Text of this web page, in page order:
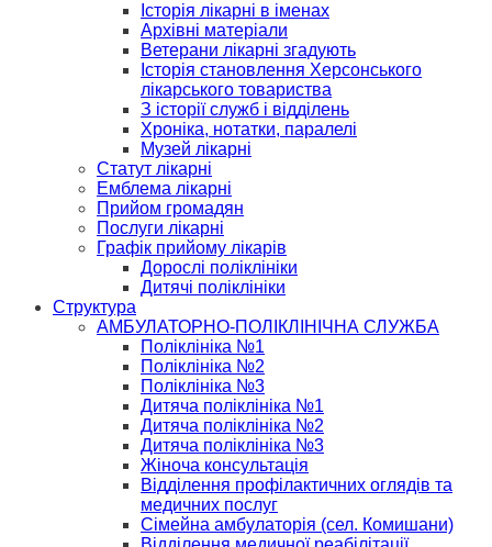
Історія лікарні в іменах
Архівні матеріали
Ветерани лікарні згадують
Історія становлення Херсонського
лікарського товариства
З історії служб і відділень
Хроніка, нотатки, паралелі
Музей лікарні
Статут лікарні
Емблема лікарні
Прийом громадян
Послуги лікарні
Графік прийому лікарів
Дорослі поліклініки
Дитячі поліклініки
Структура
АМБУЛАТОРНО-ПОЛІКЛІНІЧНА СЛУЖБА
Поліклініка №1
Поліклініка №2
Поліклініка №3
Дитяча поліклініка №1
Дитяча поліклініка №2
Дитяча поліклініка №3
Жіноча консультація
Відділення профілактичних оглядів та
медичних послуг
Сімейна амбулаторія (сел. Комишани)